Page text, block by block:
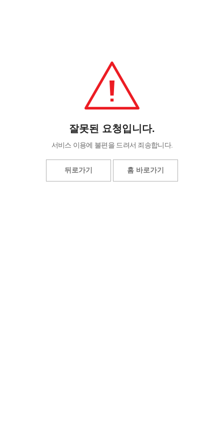
잘못된 요청입니다.
서비스 이용에 불편을 드려서 죄송합니다.
뒤로가기 홈 바로가기